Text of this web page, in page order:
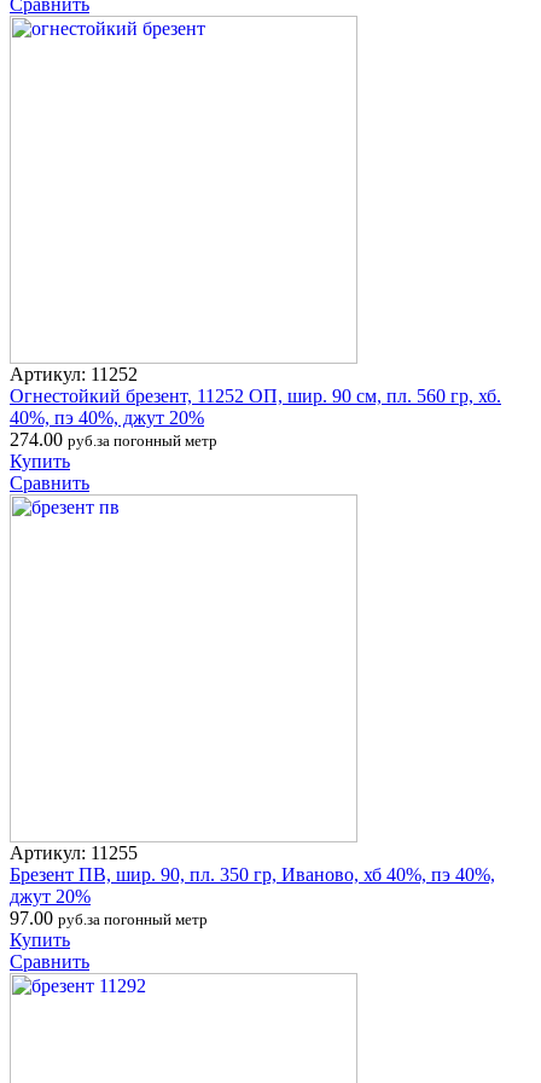
Сравнить
Артикул: 11252
Огнестойкий брезент, 11252 ОП, шир. 90 см, пл. 560 гр, хб.
40%, пэ 40%, джут 20%
274.00 руб.за погонный метр
Купить
Сравнить
Артикул: 11255
Брезент ПВ, шир. 90, пл. 350 гр, Иваново, хб 40%, пэ 40%,
джут 20%
97.00 руб.за погонный метр
Купить
Сравнить